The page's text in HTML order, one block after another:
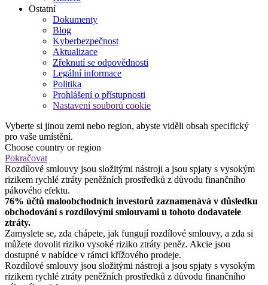
Ostatní
Dokumenty
Blog
Kyberbezpečnost
Aktualizace
Zřeknutí se odpovědnosti
Legální informace
Politika
Prohlášení o přístupnosti
Nastavení souborů cookie
Vyberte si jinou zemi nebo region, abyste viděli obsah specifický
pro vaše umístění.
Choose country or region
Pokračovat
Rozdílové smlouvy jsou složitými nástroji a jsou spjaty s vysokým
rizikem rychlé ztráty peněžních prostředků z důvodu finančního
pákového efektu.
76% účtů maloobchodních investorů zaznamenává v důsledku
obchodování s rozdílovými smlouvami u tohoto dodavatele
ztráty.
Zamyslete se, zda chápete, jak fungují rozdílové smlouvy, a zda si
můžete dovolit riziko vysoké riziko ztráty peněz. Akcie jsou
dostupné v nabídce v rámci křížového prodeje.
Rozdílové smlouvy jsou složitými nástroji a jsou spjaty s vysokým
rizikem rychlé ztráty peněžních prostředků z důvodu finančního